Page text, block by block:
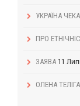
УКРАЇНА
ПРО
ЗАЯВА 11
ОЛЕНА